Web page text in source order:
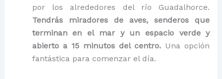
por los alrededores del río Guadalhorce.
Tendrás miradores de aves, senderos que
terminan en el mar y un espacio verde y
abierto a 15 minutos del centro. Una opción
fantástica para comenzar el día.